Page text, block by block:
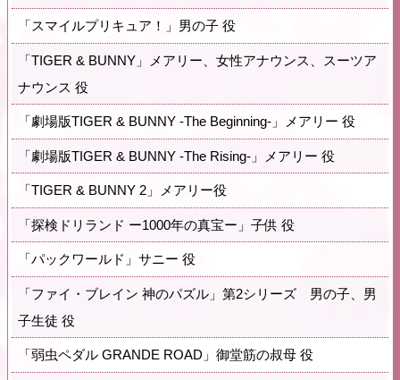
「スマイルプリキュア！」男の子 役
「TIGER & BUNNY」メアリー、女性アナウンス、スーツア
ナウンス 役
「劇場版TIGER & BUNNY -The Beginning-」メアリー 役
「劇場版TIGER & BUNNY -The Rising-」メアリー 役
「TIGER & BUNNY 2」メアリー役
「探検ドリランド ー1000年の真宝ー」子供 役
「パックワールド」サニー 役
「ファイ・ブレイン 神のパズル」第2シリーズ 男の子、男
子生徒 役
「弱虫ペダル GRANDE ROAD」御堂筋の叔母 役